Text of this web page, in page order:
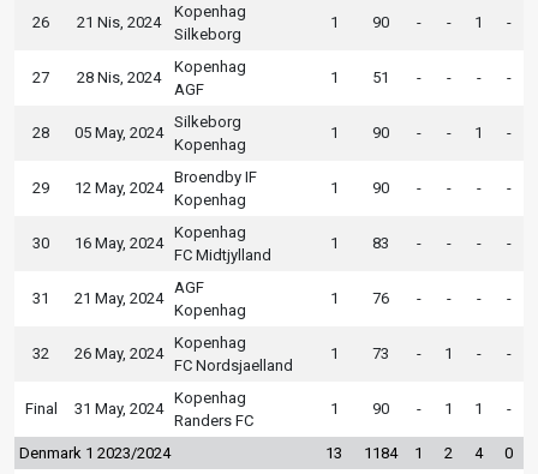
26 21 Nis, 2024
Kopenhag
Silkeborg
1 90 - - 1 -
27 28 Nis, 2024
Kopenhag
AGF
1 51 - - - -
28 05 May, 2024
Silkeborg
Kopenhag
1 90 - - 1 -
29 12 May, 2024
Broendby IF
Kopenhag
1 90 - - - -
30 16 May, 2024
Kopenhag
FC Midtjylland
1 83 - - - -
31 21 May, 2024
AGF
Kopenhag
1 76 - - - -
32 26 May, 2024
Kopenhag
FC Nordsjaelland
1 73 - 1 - -
Final 31 May, 2024
Kopenhag
Randers FC
1 90 - 1 1 -
Denmark 1 2023/2024 13 1184 1 2 4 0